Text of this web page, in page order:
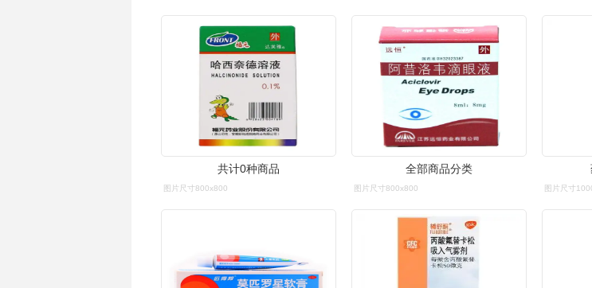
共计0种商品
图片尺寸800x800
全部商品分类
图片尺寸800x800 图片尺寸